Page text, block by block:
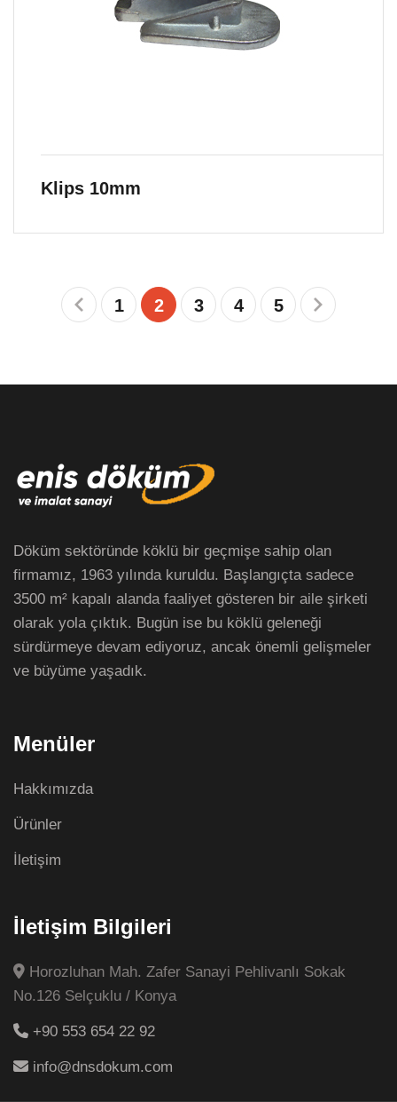
Klips 10mm
1 2 3 4 5
Döküm sektöründe köklü bir geçmişe sahip olan
firmamız, 1963 yılında kuruldu. Başlangıçta sadece
3500 m² kapalı alanda faaliyet gösteren bir aile şirketi
olarak yola çıktık. Bugün ise bu köklü geleneği
sürdürmeye devam ediyoruz, ancak önemli gelişmeler
ve büyüme yaşadık.
Menüler
Hakkımızda
Ürünler
İletişim
İletişim Bilgileri
Horozluhan Mah. Zafer Sanayi Pehlivanlı Sokak
No.126 Selçuklu / Konya
+90 553 654 22 92
info@dnsdokum.com